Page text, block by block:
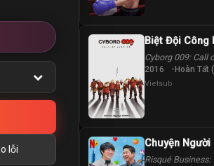
lỗi
Biệt Đội Công
Cyborg 009: Call
2016 Hoàn Tất
Vietsub
Chuyện Người
Risqué Business: